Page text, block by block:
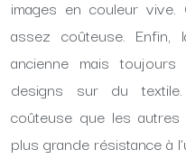
images en couleur vive.
assez coûteuse.
ancienne mais
designs sur du
coûteuse que les
plus grande résistance à